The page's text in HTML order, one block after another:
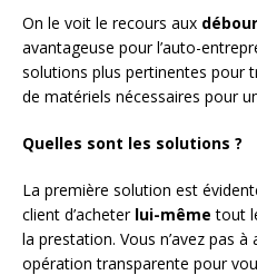
On le voit le recours aux
avantageuse pour l’auto-
solutions plus pertinentes pour
de matériels nécessaires pour
Quelles sont les solutions ?
La première solution est
client d’acheter lui-même tout
la prestation. Vous n’avez pas à
opération transparente pour